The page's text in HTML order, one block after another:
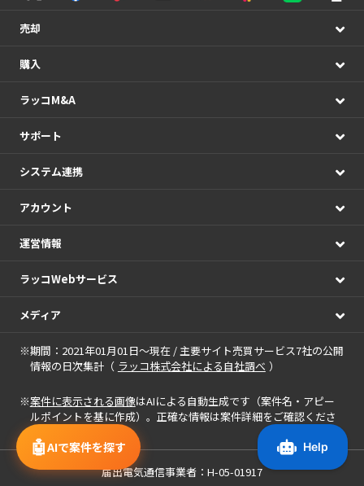
🤖AIで案件を探す
売却
購入
ラッコM&A
サポート
システム連携
アカウント
運営情報
ラッコWebサービス
メディア
※期間：2021年01月01日～現在 / 主要サイト売買サービス7社の公開
情報の日次集計（ ラッコ株式会社による自社調べ ）
※案件に表示される画像はAIによる自動生成です（案件名・アピー
ルポイントを基に作成）。正確な情報は案件詳細をご確認くださ
届出電気通信事業者：H-05-01917